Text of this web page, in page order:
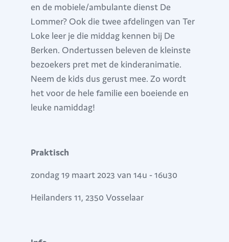
en de mobiele/ambulante dienst De
Lommer? Ook die twee afdelingen van Ter
Loke leer je die middag kennen bij De
Berken. Ondertussen beleven de kleinste
bezoekers pret met de kinderanimatie.
Neem de kids dus gerust mee. Zo wordt
het voor de hele familie een boeiende en
leuke namiddag!
Praktisch
zondag 19 maart 2023 van 14u - 16u30
Heilanders 11, 2350 Vosselaar